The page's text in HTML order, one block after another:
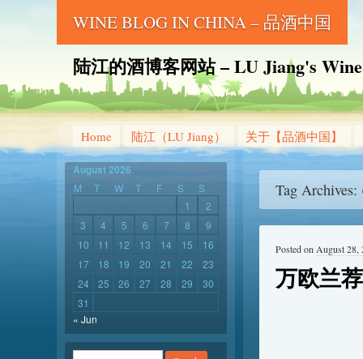
WINE BLOG IN CHINA – 品酒中国
陆江的酒博客网站 – LU Jiang's
Home 陆江（LU Jiang） 关于【品酒中国】
Tag Archives:
万欧兰
Posted on August 28,
August 2026
M T W T F S
S
1
2
3
4 5 6 7 8
9
10
11 12 13 14 15
16
17
18 19 20 21 22
23
24
25 26 27 28 29
30
31
« Jun